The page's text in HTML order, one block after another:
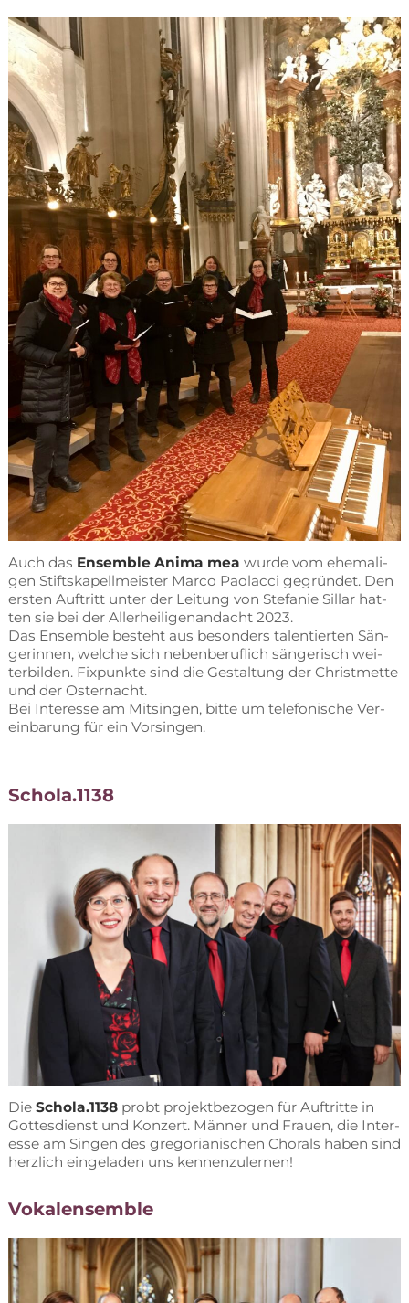
Auch das En­sem­ble Ani­ma mea wur­de vom ehe­ma­li­
gen Stifts­ka­pell­meis­ter Mar­co Pao­l­ac­ci ge­grün­det. Den
ers­ten Auf­tritt un­ter der Lei­tung von Ste­fa­nie Sil­lar hat­
ten sie bei der Al­ler­hei­li­gen­an­dacht 2023.
Das En­sem­ble be­steht aus be­son­ders ta­len­tier­ten Sän­
ge­rin­nen, wel­che sich ne­ben­be­ruf­lich sän­ge­risch wei­
ter­bil­den. Fix­punk­te sind die Ge­stal­tung der Christ­met­te
und der Os­ter­nacht.
Bei In­ter­es­se am Mit­sin­gen, bit­te um te­le­fo­ni­sche Ver­
ein­ba­rung für ein Vorsingen.
Schola.1138
Die Schola.1138probt pro­jekt­be­zo­gen für Auf­trit­te in
Got­tes­dienst und Kon­zert. Män­ner und Frau­en, die In­ter­
es­se am Sin­gen des gre­go­ria­ni­schen Cho­rals ha­ben sind
herz­lich ein­ge­la­den uns kennenzulernen!
Vo­kal­ensem­ble